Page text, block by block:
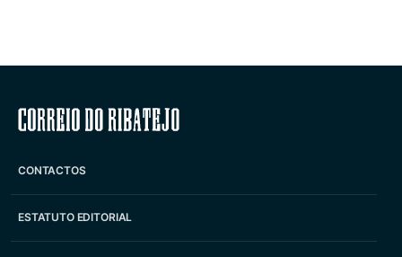
Correio do Ribatejo
CONTACTOS
ESTATUTO EDITORIAL